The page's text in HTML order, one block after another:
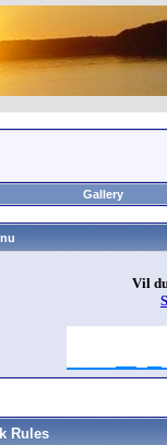
Gallery
Vil
Rules